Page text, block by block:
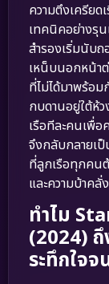
ความตึงเครียด
เทคนิคอย่างรุ
สำรองเริ่มนับถ
เหน็บนอกหน้าต่
ที่ไม่ได้มาพร้อ
กบดานอยู่ใต้ห้ว
เรือทีละคนเพื่อ
จึงกลับกลายเป็
ที่ลูกเรือทุกคน
และความบ้าคลั่
ทำไม
(2024)
ระทึกใจ